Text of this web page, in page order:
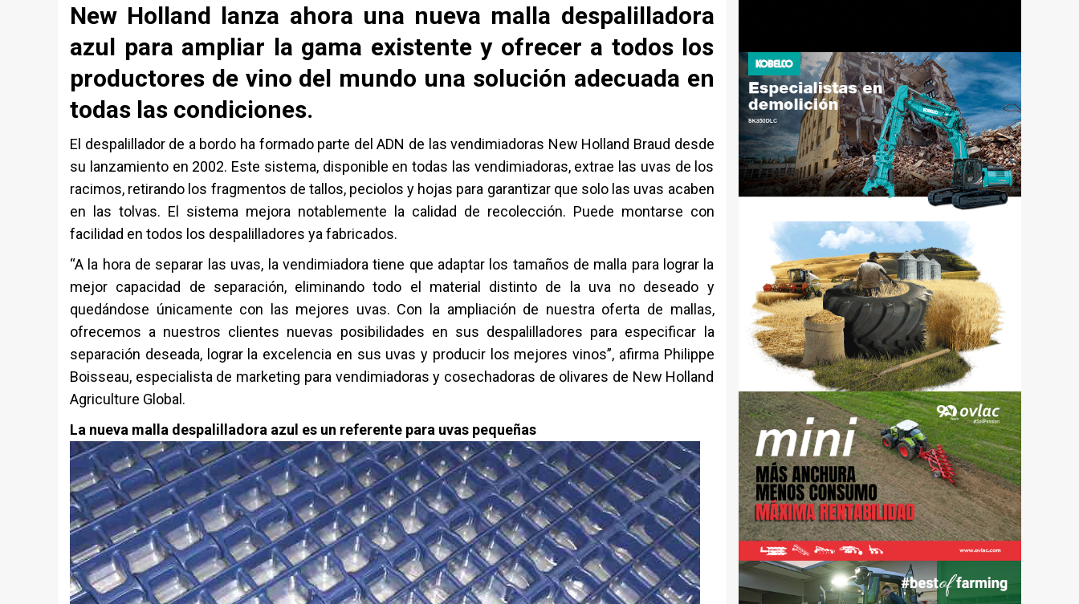
New Holland lanza ahora una nueva malla despalilladora
azul para ampliar la gama existente y ofrecer a todos los
productores de vino del mundo una solución adecuada en
todas las condiciones.
El despalillador de a bordo ha formado parte del ADN de las vendimiadoras New Holland Braud desde
su lanzamiento en 2002. Este sistema, disponible en todas las vendimiadoras, extrae las uvas de los
racimos, retirando los fragmentos de tallos, peciolos y hojas para garantizar que solo las uvas acaben
en las tolvas. El sistema mejora notablemente la calidad de recolección. Puede montarse con
facilidad en todos los despalilladores ya fabricados.
“A la hora de separar las uvas, la vendimiadora tiene que adaptar los tamaños de malla para lograr la
mejor capacidad de separación, eliminando todo el material distinto de la uva no deseado y
quedándose únicamente con las mejores uvas. Con la ampliación de nuestra oferta de mallas,
ofrecemos a nuestros clientes nuevas posibilidades en sus despalilladores para especificar la
separación deseada, lograr la excelencia en sus uvas y producir los mejores vinos”, afirma Philippe
Boisseau, especialista de marketing para vendimiadoras y cosechadoras de olivares de New Holland
Agriculture Global.
La nueva malla despalilladora azul es un referente para uvas pequeñas